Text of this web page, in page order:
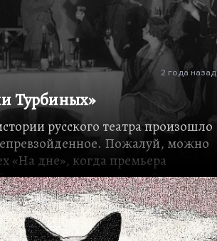
2 года назад
Турбиных»
русского театра произошло
Пожалуй, можно
«На дне», когда премьера
и массовыми арестами. Здесь
вызовами карет скорой помощи,
сердечными приступами и